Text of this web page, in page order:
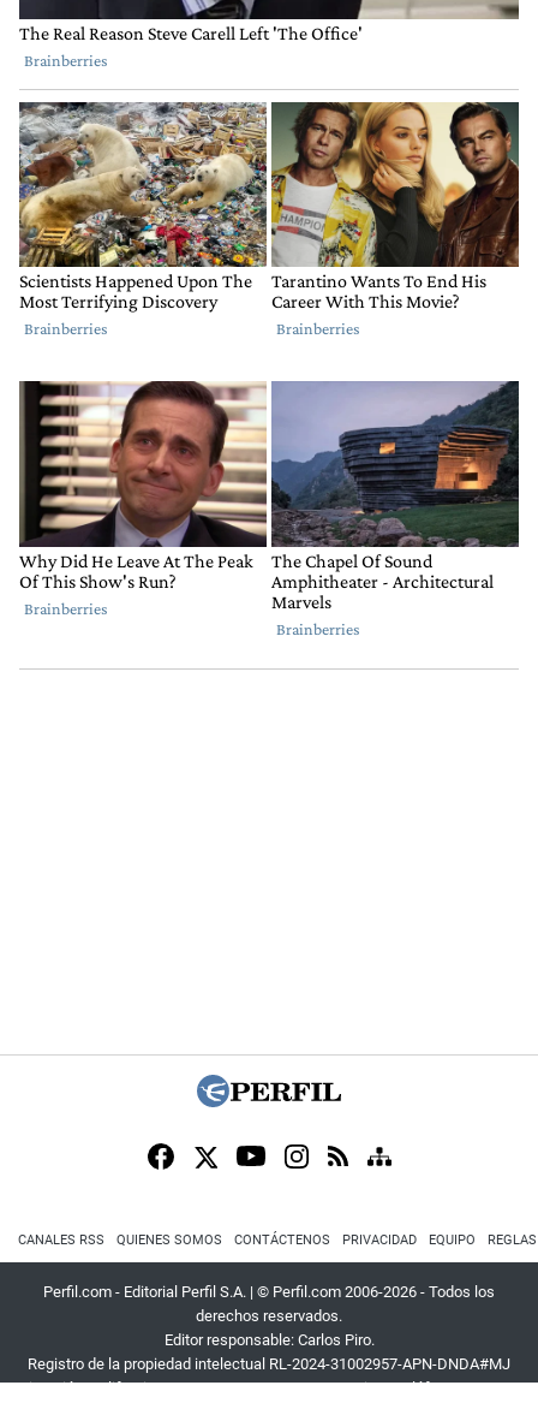
CANALES RSS QUIENES SOMOS CONTÁCTENOS PRIVACIDAD EQUIPO
Perfil.com - Editorial Perfil S.A. | © Perfil.com 2006-2026 - Todos los
derechos reservados.
Editor responsable: Carlos Piro.
Registro de la propiedad intelectual RL-2024-31002957-APN-DNDA#MJ
Dirección:California 2715,C1289ABI,CABA, Argentina| Teléfono:+54 9 11